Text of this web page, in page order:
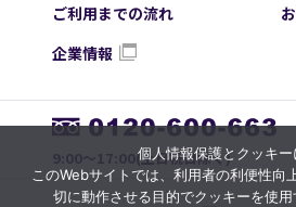
ご利用までの流れ
企業情報
9:00～17:00(土日祝日除く)
個人情報保護とクッキー
このWebサイトでは、利用者の利便性向
切に動作させる目的でクッキーを使用